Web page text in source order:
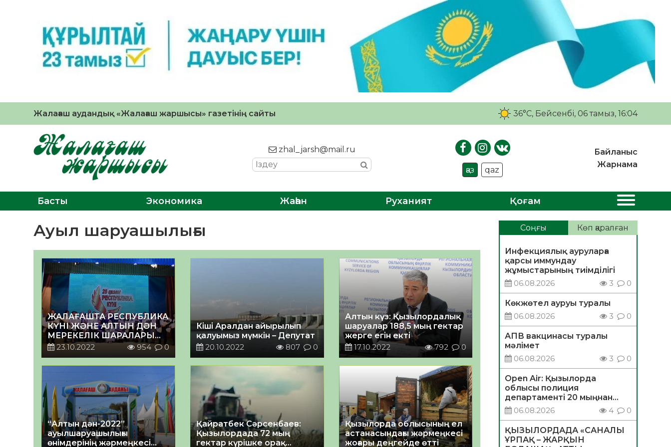
Жалағаш аудандық «Жалағаш жаршысы» газетінің сайты 36°C, Бейсенбі, 06 тамыз, 16:04
zhal_jarsh@mail.ru
қаз qaz
Байланыс
Жарнама
Басты Экономика Жаһан Руханият Қоғам
Ауыл шаруашылығы
ЖАЛАҒАШТА РЕСПУБЛИКА
КҮНІ ЖӘНЕ АЛТЫН ДӘН
МЕРЕКЕЛІК ШАРАЛАРЫ
ӨТКІЗІЛДІ
23.10.2022 954 0
Кіші Аралдан айырылып
қалуымыз мүмкін – Депутат
20.10.2022
807 0
Алтын күз: Қызылордалық
шаруалар 188,5 мың гектар
жерге егін екті
17.10.2022
792 0
“Алтын дән-2022”
ауылшаруашылығы
өнімдерінің жәрмеңкесі
Қайратбек Сәрсенбаев:
Қызылордада 72 мың
гектар күрішке орақ
Қызылорда облысының ел
астанасындағы жәрмеңкесі
жоғары деңгейде өтті
Соңғы Көп қаралған
Инфекциялық ауруларға
қарсы иммундау
жұмыстарының тиімділігі
06.08.2026
3 0
Көкжөтел ауруы туралы
06.08.2026
3 0
АПВ вакцинасы туралы
мәлімет
06.08.2026
3 0
Open Air: Қызылорда
облысы полиция
департаменті 20 мыңнан
астам көрерменнің
қауіпсіздігін қамтамасыз етті
06.08.2026 4 0
ҚЫЗЫЛОРДАДА «САНАЛЫ
ҰРПАҚ – ЖАРҚЫН